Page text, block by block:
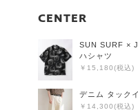
CENTER
SUN SURF ×
ハシャツ
￥15,180(税込)
デニム タック
￥14,300(税込)